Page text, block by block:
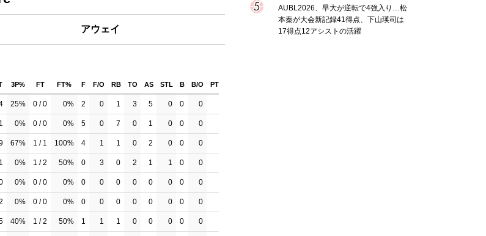
アウェイ
3P% FT FT% F F/O RB TO AS STL B B/O PTFB
25% 0 / 0 0% 2 0 1 3 5 0 0 0
0% 0 / 0 0% 5 0 7 0 1 0 0 0
67% 1 / 1 100% 4 1 1 0 2 0 0 0
0% 1 / 2 50% 0 3 0 2 1 1 0 0
0% 0 / 0 0% 0 0 0 0 0 0 0 0
0% 0 / 0 0% 0 0 0 0 0 0 0 0
40% 1 / 2 50% 1 1 1 0 0 0 0 0
AUBL2026、早大が逆転で4強入り…松
本秦が大会新記録41得点、下山瑛司は
17得点12アシストの活躍